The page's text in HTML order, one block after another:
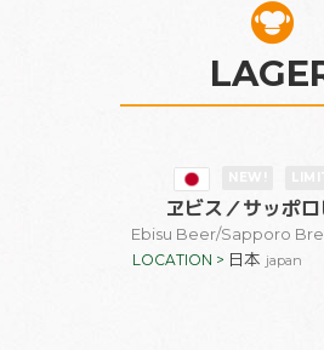
ヱビス／サッポ
Ebisu Beer/Sapporo
LOCATION > 日本 japan